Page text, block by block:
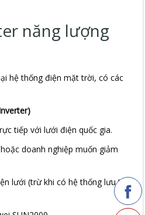
năng lượng
hệ thống điện mặt trời, có các
tiếp với lưới điện quốc gia.
doanh nghiệp muốn giảm
lưới (trừ khi có hệ thống lưu trữ